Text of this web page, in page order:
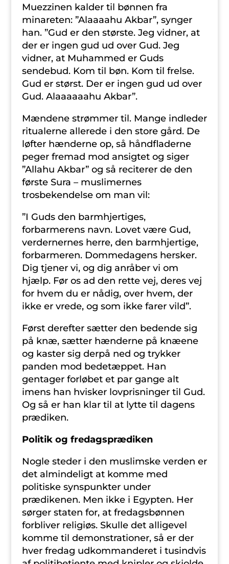
Muezzinen kalder til bønnen fra
minareten: ”Alaaaahu Akbar”, synger
han. ”Gud er den største. Jeg vidner, at
der er ingen gud ud over Gud. Jeg
vidner, at Muhammed er Guds
sendebud. Kom til bøn. Kom til frelse.
Gud er størst. Der er ingen gud ud over
Gud. Alaaaaaahu Akbar”.
Mændene strømmer til. Mange indleder
ritualerne allerede i den store gård. De
løfter hænderne op, så håndfladerne
peger fremad mod ansigtet og siger
”Allahu Akbar” og så reciterer de den
første Sura – muslimernes
trosbekendelse om man vil:
”I Guds den barmhjertiges,
forbarmerens navn. Lovet være Gud,
verdernernes herre, den barmhjertige,
forbarmeren. Dommedagens hersker.
Dig tjener vi, og dig anråber vi om
hjælp. Før os ad den rette vej, deres vej
for hvem du er nådig, over hvem, der
ikke er vrede, og som ikke farer vild”.
Først derefter sætter den bedende sig
på knæ, sætter hænderne på knæene
og kaster sig derpå ned og trykker
panden mod bedetæppet. Han
gentager forløbet et par gange alt
imens han hvisker lovprisninger til Gud.
Og så er han klar til at lytte til dagens
prædiken.
Politik og fredagsprædiken
Nogle steder i den muslimske verden er
det almindeligt at komme med
politiske synspunkter under
prædikenen. Men ikke i Egypten. Her
sørger staten for, at fredagsbønnen
forbliver religiøs. Skulle det alligevel
komme til demonstrationer, så er der
hver fredag udkommanderet i tusindvis